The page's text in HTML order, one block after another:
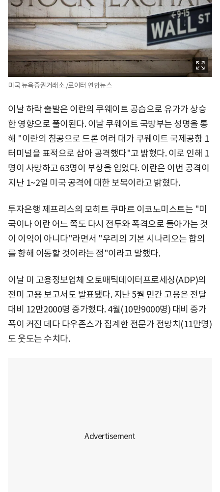
미국 뉴욕증권거래소./로이터 연합뉴스
이날 하락 출발은 이란의 쿠웨이트 공습으로 유가가 상승
한 영향으로 풀이된다. 이날 쿠웨이트 국방부는 성명을 통
해 "이란의 침공으로 드론 여러 대가 쿠웨이트 국제공항 1
터미널을 표적으로 삼아 공격했다"고 밝혔다. 이로 인해 1
명이 사망하고 63명이 부상을 입었다. 이란은 이번 공격이
지난 1~2일 미국 공격에 대한 보복이라고 밝혔다.
투자은행 제프리스의 모히트 쿠마르 이코노미스트는 "미
국이나 이란 어느 쪽도 다시 전투와 폭격으로 돌아가는 것
이 이익이 아니다"라면서 "우리의 기본 시나리오는 합의
를 향해 이동할 것이라는 점"이라고 말했다.
이날 미 고용정보업체 오토매틱데이터프로세싱(ADP)의
전미 고용 보고서도 발표됐다. 지난 5월 민간 고용은 전달
대비 12만2000명 증가했다. 4월(10만9000명) 대비 증가
폭이 커진 데다 다우존스가 집계한 전문가 전망치(11만명)
도 웃도는 수치다.